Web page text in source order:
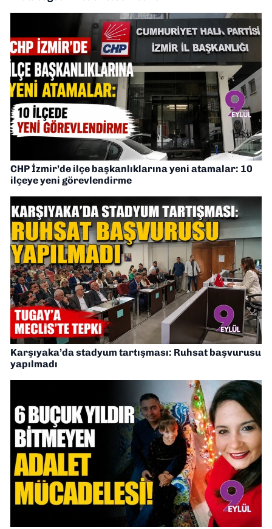
CHP İzmir’de ilçe başkanlıklarına yeni atamalar: 10
ilçeye yeni görevlendirme
Karşıyaka’da stadyum tartışması: Ruhsat başvurusu
yapılmadı